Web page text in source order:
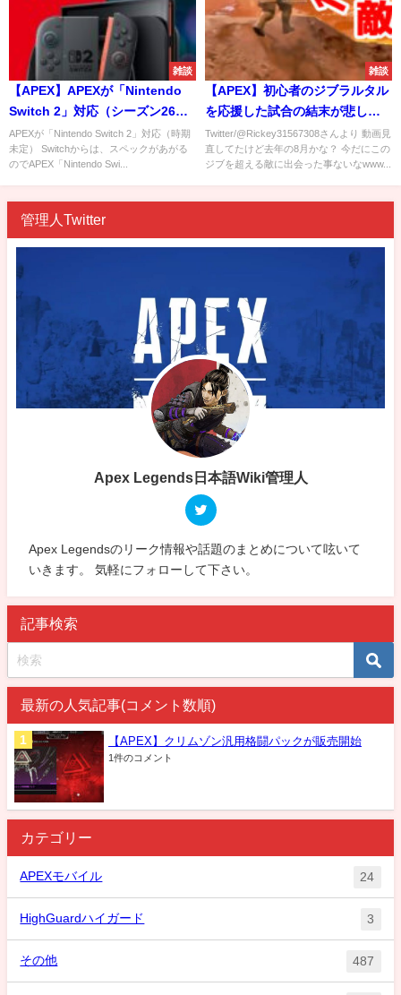
雑談
【APEX】APEXが「Nintendo
Switch 2」対応（シーズン26か
らくるか？）
APEXが「Nintendo Switch 2」対応（時期
未定） Switchからは、スペックがあがる
のでAPEX「Nintendo Swi...
雑談
【APEX】初心者のジブラルタル
を応援した試合の結末が悲しす
ぎる・・・
Twitter/@Rickey31567308さんより 動画見
直してたけど去年の8月かな？ 今だにこの
ジブを超える敵に出会った事ないなwww...
管理人Twitter
Apex Legends日本語Wiki管理人
Apex Legendsのリーク情報や話題のまとめについて呟いて
いきます。 気軽にフォローして下さい。
記事検索
最新の人気記事(コメント数順)
【APEX】クリムゾン汎用格闘パックが販売開始
1件のコメント
カテゴリー
APEXモバイル 24
HighGuardハイガード 3
その他 487